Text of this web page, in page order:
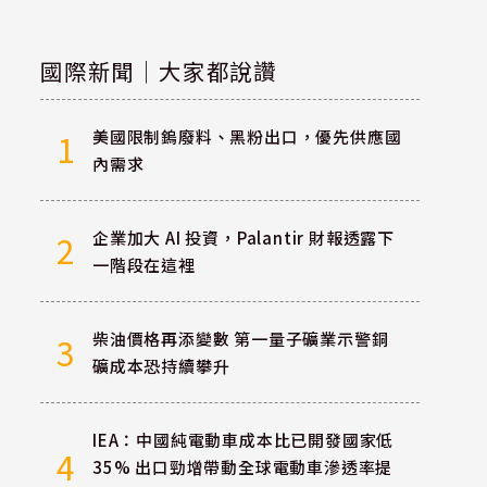
國際新聞｜大家都說讚
1
美國限制鎢廢料、黑粉出口，優先供應國
內需求
2
企業加大 AI 投資，Palantir 財報透露下
一階段在這裡
3
柴油價格再添變數 第一量子礦業示警銅
礦成本恐持續攀升
4
IEA：中國純電動車成本比已開發國家低
35% 出口勁增帶動全球電動車滲透率提